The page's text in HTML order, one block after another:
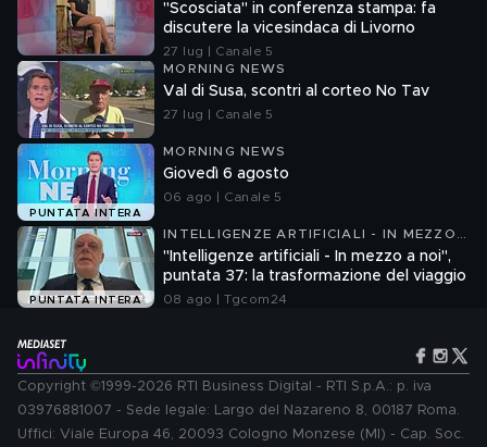
"Scosciata" in conferenza stampa: fa
discutere la vicesindaca di Livorno
27 lug | Canale 5
MORNING NEWS
Val di Susa, scontri al corteo No Tav
27 lug | Canale 5
PUNTATA INTERA
MORNING NEWS
Giovedì 6 agosto
06 ago | Canale 5
PUNTATA INTERA
INTELLIGENZE ARTIFICIALI - IN MEZZO
A NOI
"Intelligenze artificiali - In mezzo a noi",
puntata 37: la trasformazione del viaggio
08 ago | Tgcom24
Copyright ©1999-2026 RTI Business Digital - RTI S.p.A.: p. iva
03976881007 - Sede legale: Largo del Nazareno 8, 00187 Roma.
Uffici: Viale Europa 46, 20093 Cologno Monzese (MI) - Cap. Soc.